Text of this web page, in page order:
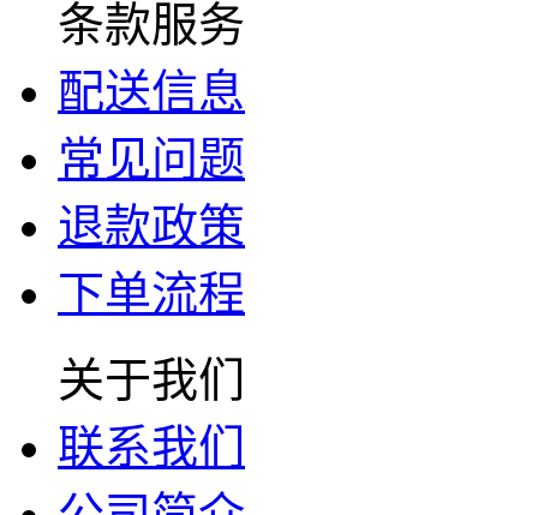
条款服务
配送信息
常见问题
退款政策
下单流程
关于我们
联系我们